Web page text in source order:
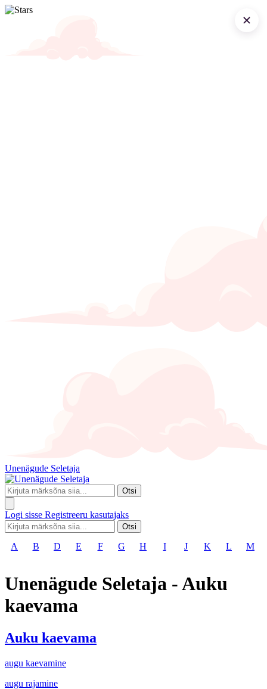
Unenägude Seletaja
Otsi
Logi sisse Registreeru kasutajaks
Otsi
A B D E F G H I J K L M
Unenägude Seletaja - Auku
kaevama
Auku kaevama
augu kaevamine
augu rajamine